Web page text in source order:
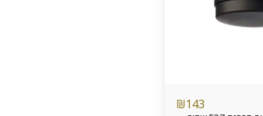
₪143